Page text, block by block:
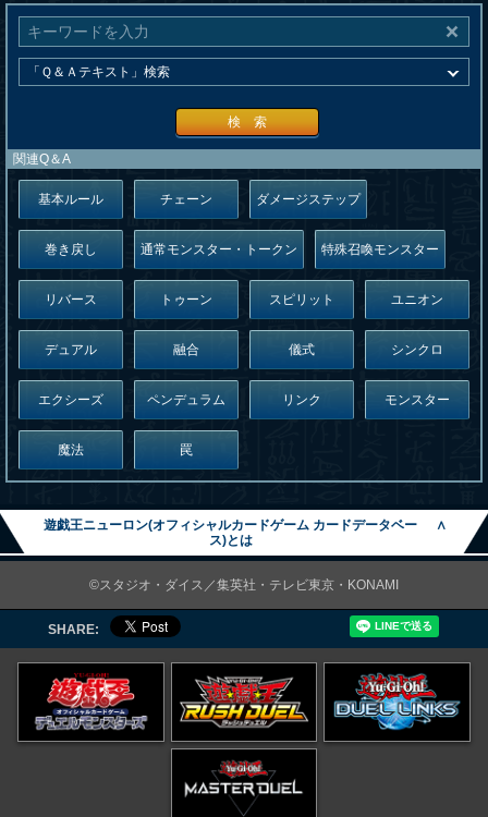
検 索
関連Q＆A
基本ルール チェーン ダメージステップ
巻き戻し 通常モンスター・トークン 特殊召喚モンスター
リバース トゥーン スピリット ユニオン
デュアル 融合 儀式 シンクロ
エクシーズ ペンデュラム リンク モンスター
魔法 罠
遊戯王ニューロン(オフィシャルカードゲーム カードデータベー
ス)とは
∧
©スタジオ・ダイス／集英社・テレビ東京・KONAMI
SHARE: